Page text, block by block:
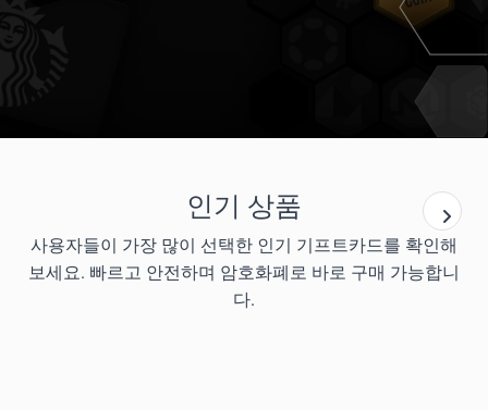
인기 상품
사용자들이 가장 많이 선택한 인기 기프트카드를 확인해
보세요. 빠르고 안전하며 암호화폐로 바로 구매 가능합니
다.